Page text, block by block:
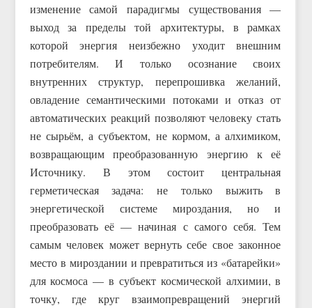
изменение самой парадигмы существования —
выход за пределы той архитектуры, в рамках
которой энергия неизбежно уходит внешним
потребителям. И только осознание своих
внутренних структур, перепрошивка желаний,
овладение семантическими потоками и отказ от
автоматических реакций позволяют человеку стать
не сырьём, а субъектом, не кормом, а алхимиком,
возвращающим преобразованную энергию к её
Источнику. В этом состоит центральная
герметическая задача: не только выжить в
энергетической системе мироздания, но и
преобразовать её — начиная с самого себя. Тем
самым человек может вернуть себе свое законное
место в мироздании и превратиться из «батарейки»
для космоса — в субъект космической алхимии, в
точку, где круг взаимопревращений энергий